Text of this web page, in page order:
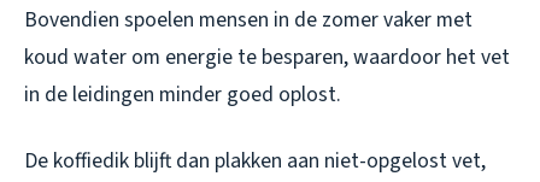
Bovendien spoelen mensen in de zomer vaker met
koud water om energie te besparen, waardoor het vet
in de leidingen minder goed oplost.
De koffiedik blijft dan plakken aan niet-opgelost vet,